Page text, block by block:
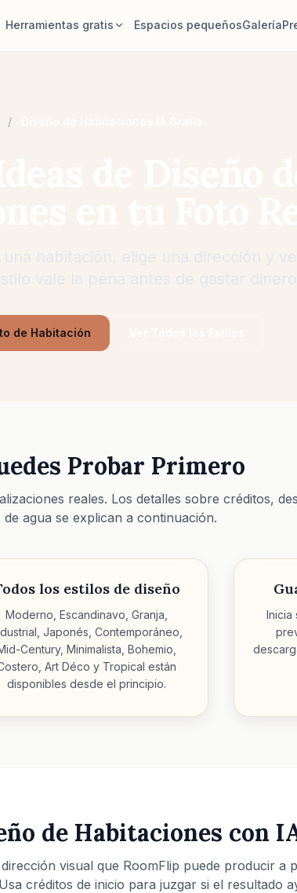
Herramientas gratis Espacios pequeñosGalería
/
de Habitación
Probar Primero
reales. Los detalles sobre créditos,
de agua se explican a continuación.
los estilos de diseño
Moderno, Escandinavo, Granja,
Japonés, Contemporáneo,
Century, Minimalista, Bohemio,
Art Déco y Tropical están
disponibles desde el principio.
Inicia
de Habitaciones con
visual que RoomFlip puede producir a
créditos de inicio para juzgar si el resultado